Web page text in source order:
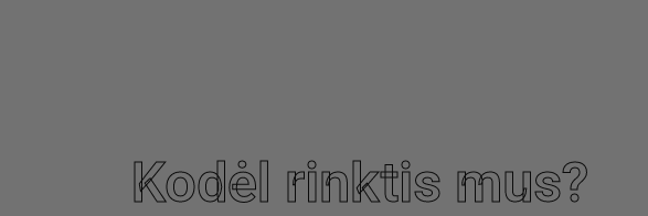
Kodėl rinktis mus?